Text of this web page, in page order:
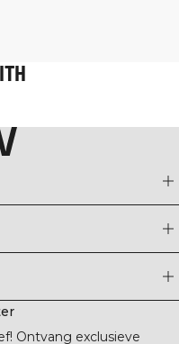
Ontvang exclusieve